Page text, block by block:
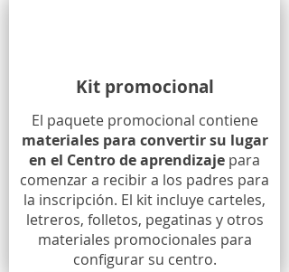
Kit promocional
El paquete promocional contiene
materiales para convertir su lugar
en el Centro de aprendizaje para
comenzar a recibir a los padres para
la inscripción. El kit incluye carteles,
letreros, folletos, pegatinas y otros
materiales promocionales para
configurar su centro.